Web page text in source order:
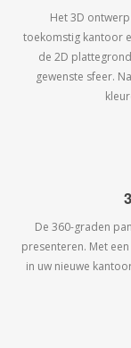
Het 3D
toekomstig kantoor
de 2D
gewenste sfeer.
De 360-graden
presenteren. Met
in uw nieuwe